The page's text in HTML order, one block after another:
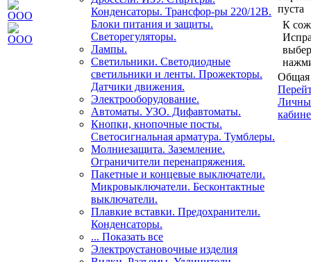
Конденсаторы. Трансфор-ры 220/12В.
Блоки питания и защиты.
Светорегуляторы.
Лампы.
Светильники. Светодиодные
светильники и ленты. Прожекторы.
Датчики движения.
Электрооборудование.
Автоматы. УЗО. Дифавтоматы.
Кнопки, кнопочные посты.
Светосигнальная арматура. Тумблеры.
Молниезащита. Заземление.
Ограничители перенапряжения.
Пакетные и концевые выключатели.
Микровыключатели. Бесконтактные
выключатели.
Плавкие вставки. Предохранители.
Конденсаторы.
... Показать все
Электроустановочные изделия
пуста
К
Общая